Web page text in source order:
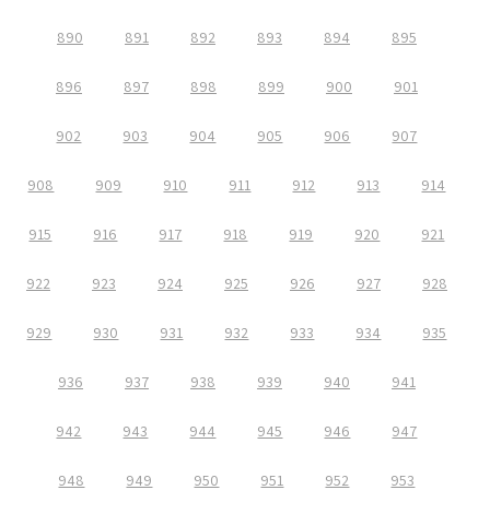
890 891 892 893 894 895
896 897 898 899 900 901
902 903 904 905 906 907
908 909 910 911 912 913 914
915 916 917 918 919 920 921
922 923 924 925 926 927 928
929 930 931 932 933 934 935
936 937 938 939 940 941
942 943 944 945 946 947
948 949 950 951 952 953